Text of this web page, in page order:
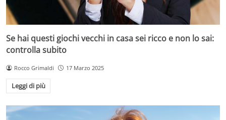
Se hai questi giochi vecchi in casa sei ricco e non lo sai:
controlla subito
Rocco Grimaldi 17 Marzo 2025
Leggi di più